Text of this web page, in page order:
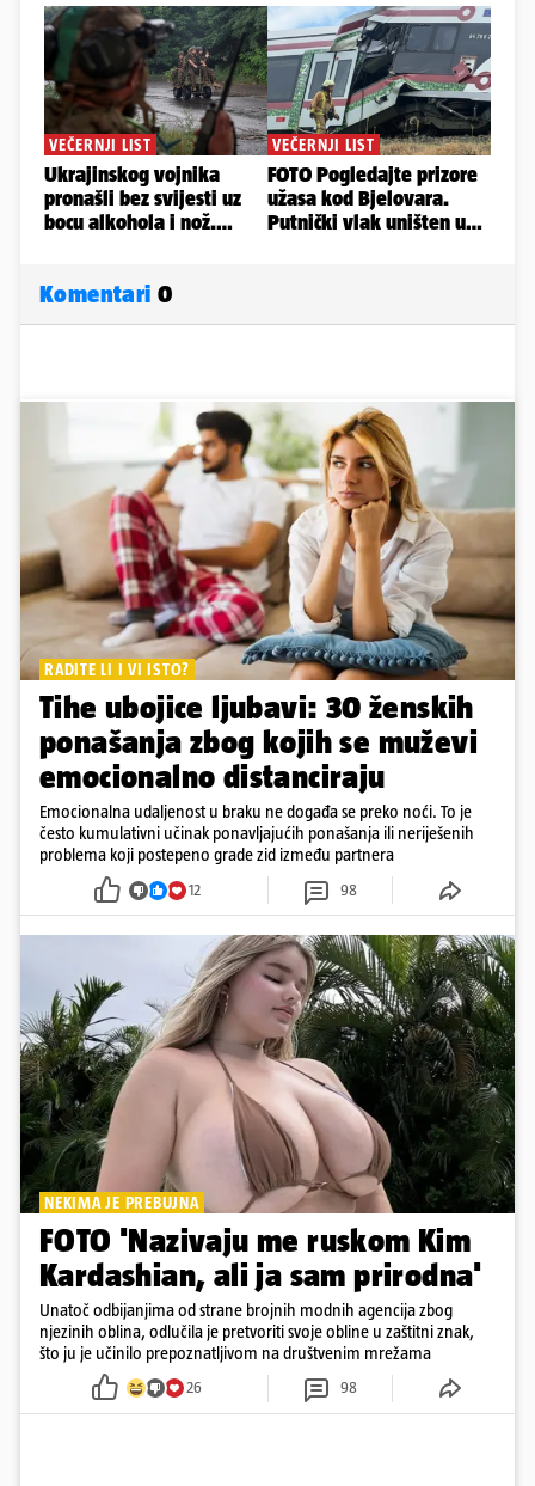
Komentari 0
RADITE LI I VI ISTO?
Tihe ubojice ljubavi: 30 ženskih
ponašanja zbog kojih se muževi
emocionalno distanciraju
Emocionalna udaljenost u braku ne događa se preko noći. To je
često kumulativni učinak ponavljajućih ponašanja ili neriješenih
problema koji postepeno grade zid između partnera
12 98
NEKIMA JE PREBUJNA
FOTO 'Nazivaju me ruskom Kim
Kardashian, ali ja sam prirodna'
Unatoč odbijanjima od strane brojnih modnih agencija zbog
njezinih oblina, odlučila je pretvoriti svoje obline u zaštitni znak,
što ju je učinilo prepoznatljivom na društvenim mrežama
26 98